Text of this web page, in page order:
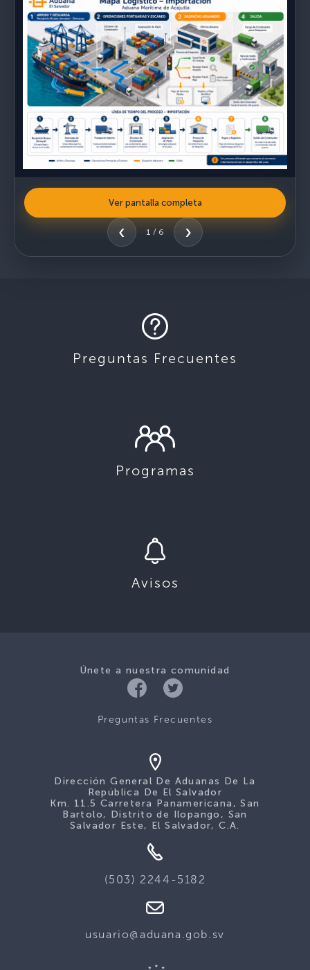
Ver pantalla completa
‹ 1 / 6 ›
Mapa Logístico Puerto de Acajutla
Preguntas Frecuentes
Programas
Avisos
Únete a nuestra comunidad
Preguntas Frecuentes
Dirección General De Aduanas De La
República De El Salvador
Km. 11.5 Carretera Panamericana, San
Bartolo, Distrito de Ilopango, San
Salvador Este, El Salvador, C.A.
(503) 2244-5182
usuario@aduana.gob.sv